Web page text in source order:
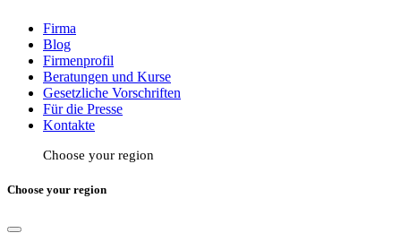
Firma
Blog
Firmenprofil
Beratungen und Kurse
Gesetzliche Vorschriften
Für die Presse
Kontakte
Choose your region
Choose your region